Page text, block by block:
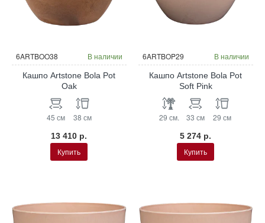
6ARTBOO38 В наличии
Кашпо Artstone Bola Pot
Oak
45 см 38 см
13 410 р.
Купить
6ARTBOP29 В наличии
Кашпо Artstone Bola Pot
Soft Pink
29 см. 33 см 29 см
5 274 р.
Купить